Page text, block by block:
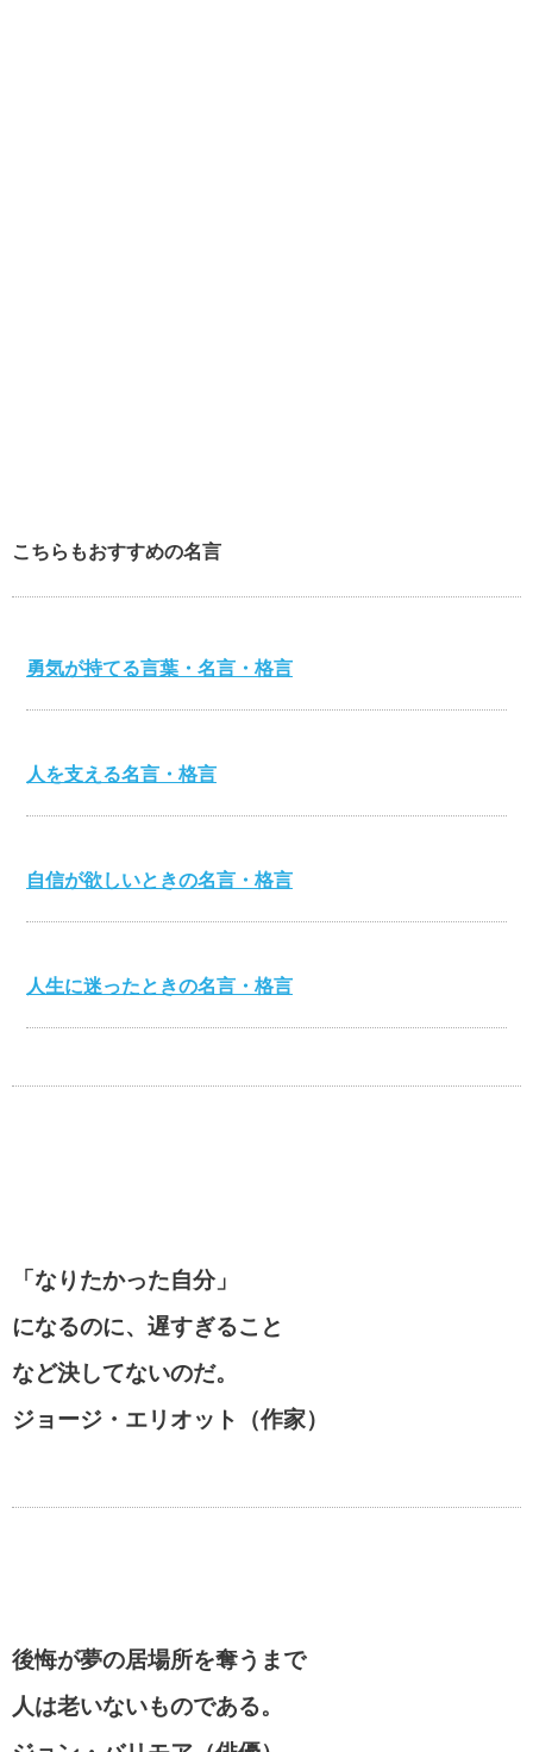
こちらもおすすめの名言
勇気が持てる言葉・名言・格言
人を支える名言・格言
自信が欲しいときの名言・格言
人生に迷ったときの名言・格言
心を打つ名言・格言
スティーブ・ジョブズの名言・格言
「なりたかった自分」
になるのに、遅すぎること
など決してないのだ。
ジョージ・エリオット（作家）
後悔が夢の居場所を奪うまで
人は老いないものである。